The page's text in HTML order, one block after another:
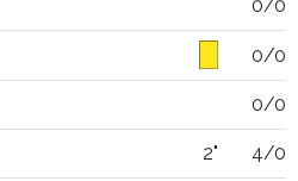
0/0
0/0
0/0
2" 4/0